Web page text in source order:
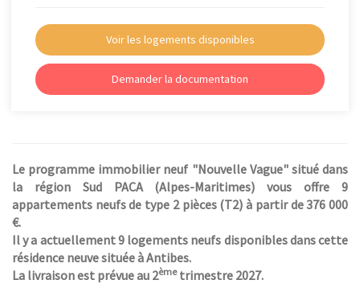
Voir les logements disponibles
Demander la documentation
Le programme immobilier neuf "Nouvelle Vague" situé dans
la région Sud PACA (Alpes-Maritimes) vous offre 9
appartements neufs de type 2 pièces (T2) à partir de 376 000
€.
Il y a actuellement 9 logements neufs disponibles dans cette
résidence neuve située à Antibes.
La livraison est prévue au 2èmetrimestre 2027.